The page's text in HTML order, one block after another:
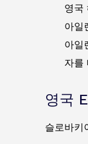
영국
아일
아일
자를
영국
슬로바키